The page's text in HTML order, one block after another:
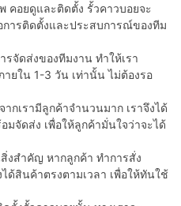
คอยดูและติดตั้ง รั้วคาวบอยจะ
ารติดตั้งและประสบการณ์ของทีม
จัดส่งของทีมงาน ทำให้เรา
ยใน 1-3 วัน เท่านั้น ไม่ต้องรอ
ากเรามีลูกค้าจำนวนมาก เราจึงได้
มจัดส่ง เพื่อให้ลูกค้ามั่นใจว่าจะได้
สิ่งสำคัญ หากลูกค้า ทำการสั่ง
ด้สินค้าตรงตามเวลา เพื่อให้ทันใช้